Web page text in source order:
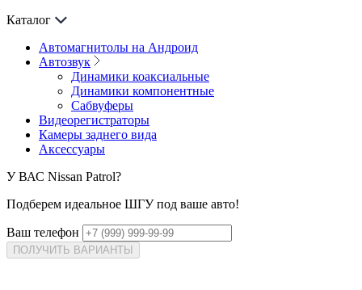
Каталог
Автомагнитолы на Андроид
Автозвук
Динамики коаксиальные
Динамики компонентные
Сабвуферы
Видеорегистраторы
Камеры заднего вида
Аксессуары
У ВАС Nissan Patrol?
Подберем идеальное ШГУ под ваше авто!
Ваш телефон
ПОЛУЧИТЬ ВАРИАНТЫ